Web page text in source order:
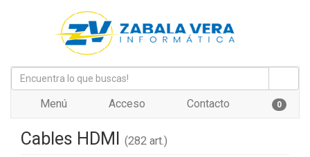
Menú Acceso Contacto 0
Cables HDMI (282 art.)